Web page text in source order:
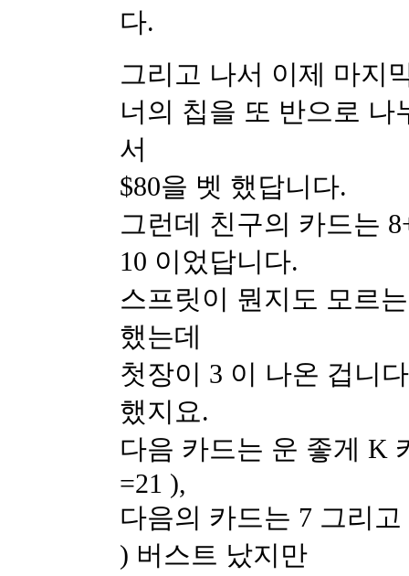
다.
그리고 나서 이제 마지
너의 칩을 또 반으로 나
서
$80을 벳 했답니다.
그런데 친구의 카드는
10 이었답니다.
스프릿이 뭔지도 모르
했는데
첫장이 3 이 나온 겁니
했지요.
다음 카드는 운 좋게 K
=21 ),
다음의 카드는 7 그리고
) 버스트 났지만